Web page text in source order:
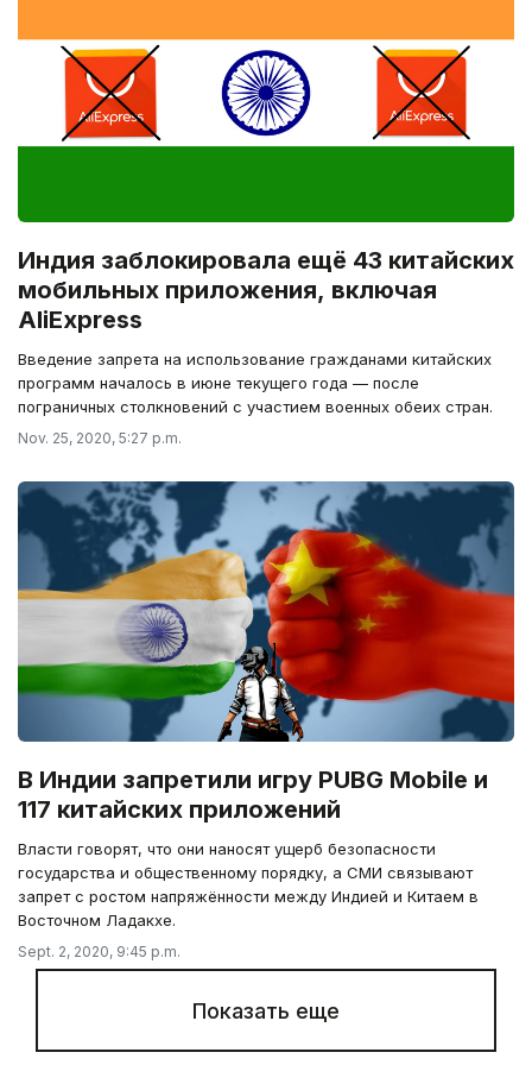
Индия заблокировала ещё 43 китайских
мобильных приложения, включая
AliExpress
Введение запрета на использование гражданами китайских
программ началось в июне текущего года — после
пограничных столкновений с участием военных обеих стран.
Nov. 25, 2020, 5:27 p.m.
В Индии запретили игру PUBG Mobile и
117 китайских приложений
Власти говорят, что они наносят ущерб безопасности
государства и общественному порядку, а СМИ связывают
запрет с ростом напряжённости между Индией и Китаем в
Восточном Ладакхе.
Sept. 2, 2020, 9:45 p.m.
Показать еще